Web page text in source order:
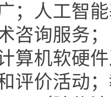
；人工智
咨询服务
算机软硬
评价活动